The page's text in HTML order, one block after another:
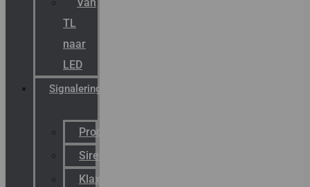
TL
naar
LED
Signalering
Productcatalogus
Sirena
Klaxon